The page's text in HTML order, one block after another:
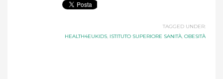
TAGGED UNDER:
HEALTH4EUKIDS, ISTITUTO SUPERIORE SANITÀ, OBESITÀ